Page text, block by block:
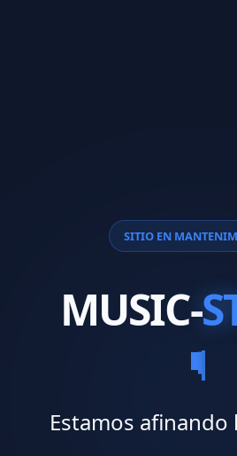
SITIO EN
MUSIC-
Estamos afinando